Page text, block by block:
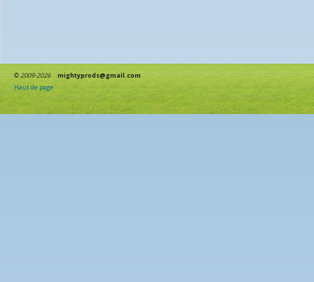
©2009-2026
mightyprods@gmail.com
Haut de page